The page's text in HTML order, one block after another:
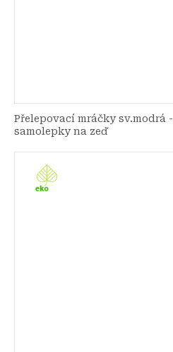
Přelepovací mráčky sv.modrá -
samolepky na zeď